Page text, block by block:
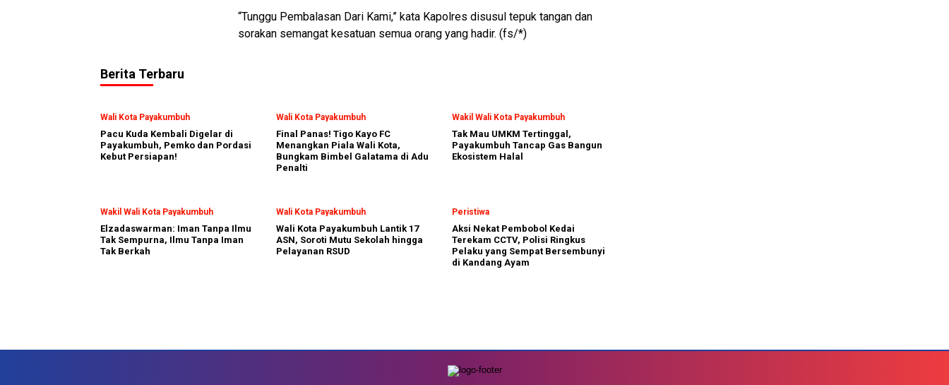
“Tunggu Pembalasan Dari Kami,” kata Kapolres disusul tepuk tangan dan
sorakan semangat kesatuan semua orang yang hadir. (fs/*)
Berita Terbaru
Wali Kota Payakumbuh
Pacu Kuda Kembali Digelar di
Payakumbuh, Pemko dan Pordasi
Kebut Persiapan!
Wali Kota Payakumbuh
Final Panas! Tigo Kayo FC
Menangkan Piala Wali Kota,
Bungkam Bimbel Galatama di Adu
Penalti
Wakil Wali Kota Payakumbuh
Tak Mau UMKM Tertinggal,
Payakumbuh Tancap Gas Bangun
Ekosistem Halal
Wakil Wali Kota Payakumbuh
Elzadaswarman: Iman Tanpa Ilmu
Tak Sempurna, Ilmu Tanpa Iman
Tak Berkah
Wali Kota Payakumbuh
Wali Kota Payakumbuh Lantik 17
ASN, Soroti Mutu Sekolah hingga
Pelayanan RSUD
Peristiwa
Aksi Nekat Pembobol Kedai
Terekam CCTV, Polisi Ringkus
Pelaku yang Sempat Bersembunyi
di Kandang Ayam